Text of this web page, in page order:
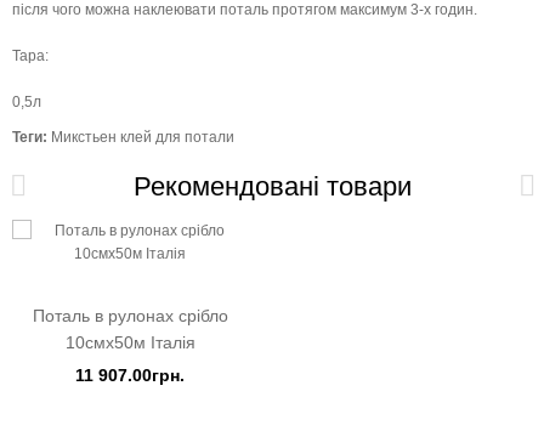
після чого можна наклеювати поталь протягом максимум 3-х годин.
Тара:
0,5л
Теги: Микстьен клей для потали
Рекомендовані товари
Поталь в рулонах срібло
10смх50м Італія
11 907.00грн.